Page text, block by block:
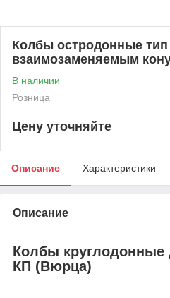
Колбы остродонные
взаимозаменяемым
В наличии
Розница
Цену уточняйте
Описание Характеристики
Описание
Колбы круглодонные
КП (Вюрца)